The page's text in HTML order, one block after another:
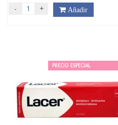
- + Añadir
PRECIO ESPECIAL